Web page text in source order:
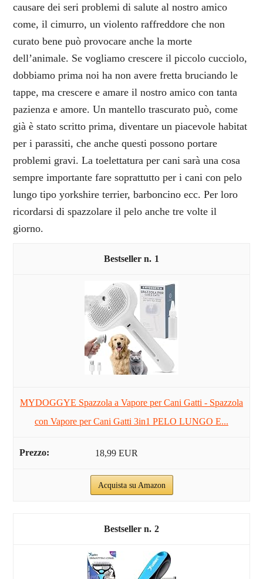
causare dei seri problemi di salute al nostro amico
come, il cimurro, un violento raffreddore che non
curato bene può provocare anche la morte
dell’animale. Se vogliamo crescere il piccolo cucciolo,
dobbiamo prima noi ha non avere fretta bruciando le
tappe, ma crescere e amare il nostro amico con tanta
pazienza e amore. Un mantello trascurato può, come
già è stato scritto prima, diventare un piacevole habitat
per i parassiti, che anche questi possono portare
problemi gravi. La toelettatura per cani sarà una cosa
sempre importante fare soprattutto per i cani con pelo
lungo tipo yorkshire terrier, barboncino ecc. Per loro
ricordarsi di spazzolare il pelo anche tre volte il
giorno.
1
MYDOGGYE Spazzola a Vapore per Cani Gatti - Spazzola
con Vapore per Cani Gatti 3in1 PELO LUNGO E...
18,99 EUR
Acquista su Amazon
2